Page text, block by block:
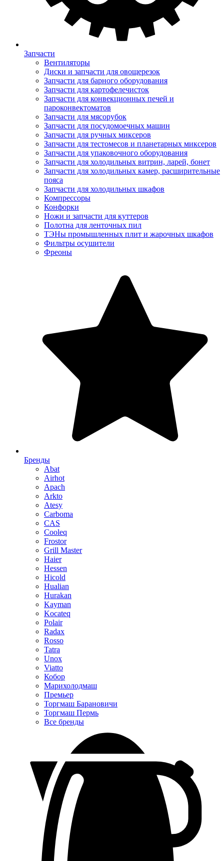
Запчасти
Вентиляторы
Диски и запчасти для овощерезок
Запчасти для барного оборудования
Запчасти для картофелечисток
Запчасти для конвекционных печей и
пароконвектоматов
Запчасти для мясорубок
Запчасти для посудомоечных машин
Запчасти для ручных миксеров
Запчасти для тестомесов и планетарных миксеров
Запчасти для упаковочного оборудования
Запчасти для холодильных витрин, ларей, бонет
Запчасти для холодильных камер, расширительные
пояса
Запчасти для холодильных шкафов
Компрессоры
Конфорки
Ножи и запчасти для куттеров
Полотна для ленточных пил
ТЭНы промышленных плит и жарочных шкафов
Фильтры осушители
Фреоны
Бренды
Abat
Airhot
Apach
Arkto
Atesy
Carboma
CAS
Cooleq
Frostor
Grill Master
Haier
Hessen
Hicold
Hualian
Hurakan
Kayman
Kocateq
Polair
Radax
Rosso
Tatra
Unox
Viatto
Кобор
Марихолодмаш
Премьер
Торгмаш Барановичи
Торгмаш Пермь
Все бренды